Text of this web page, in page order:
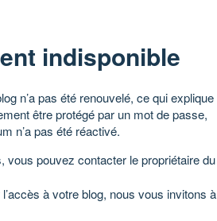
indisponible
n’a pas été renouvelé, ce qui explique
être protégé par un mot de passe,
n’a pas été réactivé.
vous pouvez contacter le propriétaire du
à votre blog, nous vous invitons à